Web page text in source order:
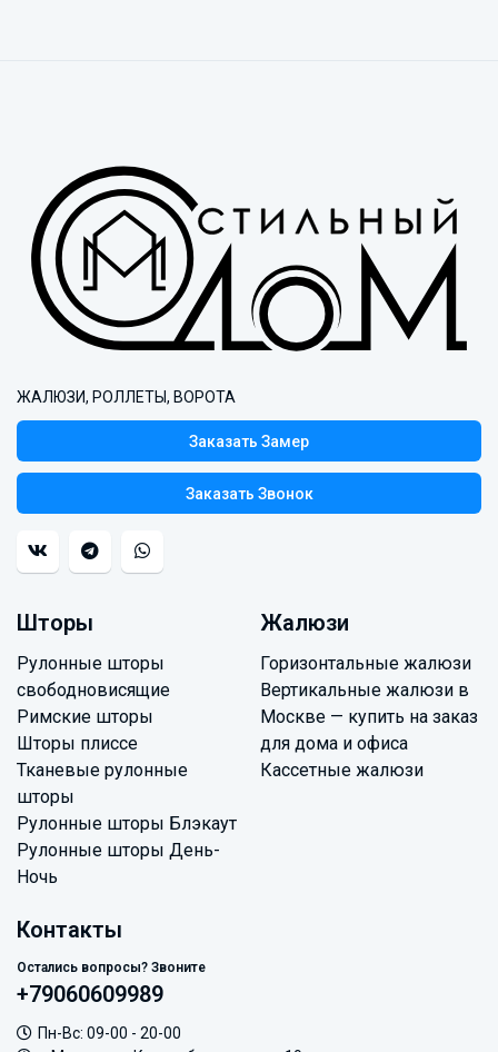
ЖАЛЮЗИ, РОЛЛЕТЫ, ВОРОТА
Заказать Замер
Заказать Звонок
Шторы
Рулонные шторы
свободновисящие
Римские шторы
Шторы плиссе
Тканевые рулонные
шторы
Рулонные шторы Блэкаут
Рулонные шторы День-
Ночь
Жалюзи
Горизонтальные жалюзи
Вертикальные жалюзи в
Москве — купить на заказ
для дома и офиса
Кассетные жалюзи
Контакты
Остались вопросы? Звоните
+79060609989
Пн-Вс: 09-00 - 20-00